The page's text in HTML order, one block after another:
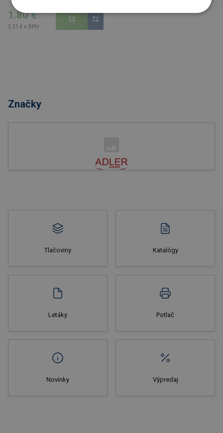
1.80 €
2.21 € s DPH
Značky
Tlačoviny Katalógy
Letáky Potlač
Novinky Výpredaj